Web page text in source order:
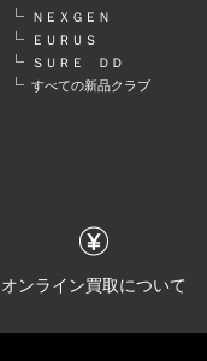
ＮＥＸＧＥＮ
ＥＵＲＵＳ
ＳＵＲＥ ＤＤ
すべての新品クラブ
オンライン買取について